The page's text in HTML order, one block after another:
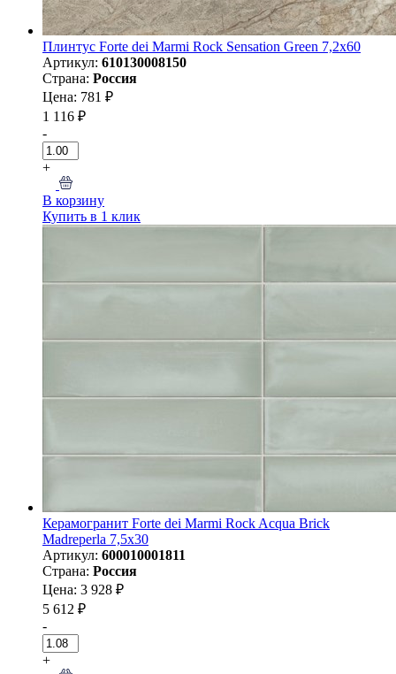
Плинтус Forte dei Marmi Rock Sensation Green 7,2x60
Артикул: 610130008150
Страна: Россия
Цена: 781 ₽
1 116 ₽
-
+
В корзину
Купить в 1 клик
Керамогранит Forte dei Marmi Rock Acqua Brick
Madreperla 7,5x30
Артикул: 600010001811
Страна: Россия
Цена: 3 928 ₽
5 612 ₽
-
+